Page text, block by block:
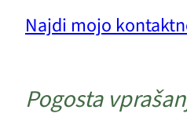
Najdi mojo
Pogosta